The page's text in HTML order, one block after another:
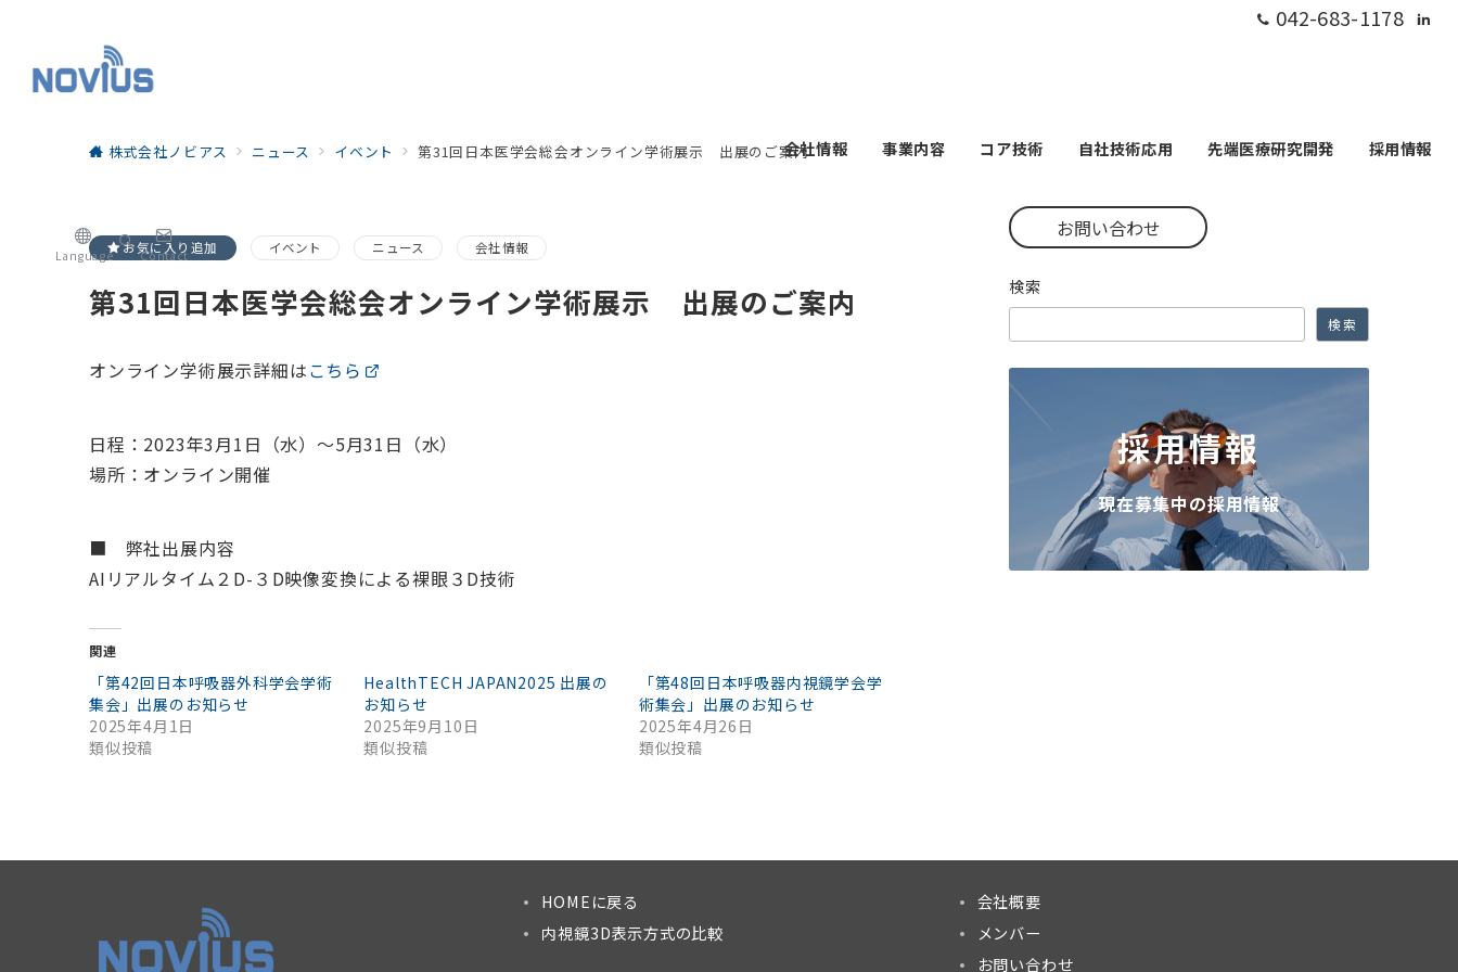
042-683-1178
会社情報 事業内容 コア技術 自社技術応用 先端医療研究開発 採用情報
Language Contact
株式会社ノビアス ニュース イベント 第31回日本医学会総会オンライン学術展示 出展のご案内
お気に入り追加 イベント ニュース 会社情報
第31回日本医学会総会オンライン学術展示 出展のご案内
オンライン学術展示詳細はこちら
日程：2023年3月1日（水）～5月31日（水）
場所：オンライン開催
■ 弊社出展内容
AIリアルタイム２D-３D映像変換による裸眼３D技術
関連
「第42回日本呼吸器外科学会学術
集会」出展のお知らせ
2025年4月1日
類似投稿
HealthTECH JAPAN2025 出展の
お知らせ
2025年9月10日
類似投稿
「第48回日本呼吸器内視鏡学会学
術集会」出展のお知らせ
2025年4月26日
類似投稿
お問い合わせ
検索
検索
採用情報
現在募集中の採用情報
HOMEに戻る
内視鏡3D表示方式の比較
会社概要
メンバー
お問い合わせ